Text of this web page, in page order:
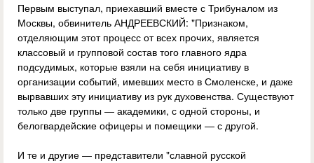
Первым выступал, приехавший вместе с Трибуналом из
Москвы, обвинитель АНДРЕЕВСКИЙ: "Признаком,
отделяющим этот процесс от всех прочих, является
классовый и групповой состав того главного ядра
подсудимых, которые взяли на себя инициативу в
организации событий, имевших место в Смоленске, и даже
вырвавших эту инициативу из рук духовенства. Существуют
только две группы — академики, с одной стороны, и
белогвардейские офицеры и помещики — с другой.
И те и другие — представители "славной русской